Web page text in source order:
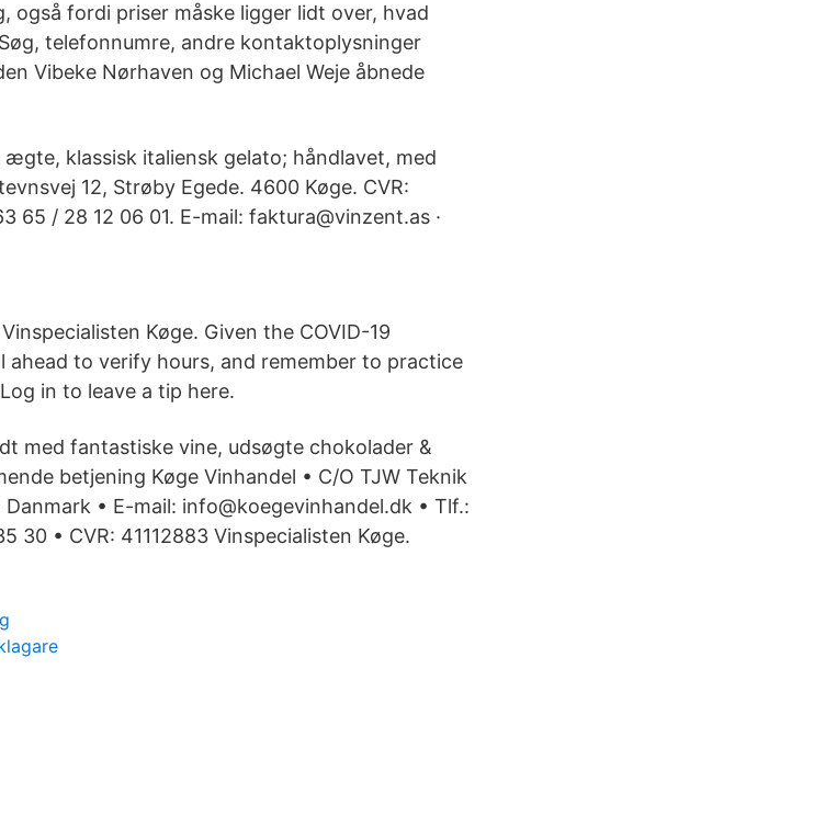
også fordi priser måske ligger lidt over, hvad
telefonnumre, andre kontaktoplysninger
Vibeke Nørhaven og Michael Weje åbnede
klassisk italiensk gelato; håndlavet, med
12, Strøby Egede. 4600 Køge. CVR:
65 / 28 12 06 01. E-mail: faktura@vinzent.as ·
Køge. Given the COVID-19
ahead to verify hours, and remember to practice
in to leave a tip here.
med fantastiske vine, udsøgte chokolader &
betjening Køge Vinhandel • C/O TJW Teknik
• E-mail: info@koegevinhandel.dk • Tlf.:
30 • CVR: 41112883 Vinspecialisten Køge.